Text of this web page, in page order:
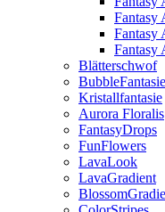
Fantasy
Fantasy
Fantasy
Blätterschwof
Kristallfantasie
Aurora Floralis
FantasyDrops
FunFlowers
LavaLook
LavaGradient